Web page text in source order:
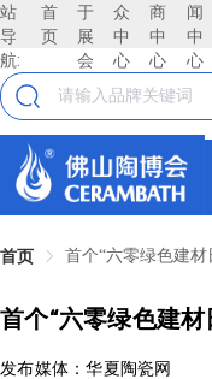
站
导
航:
首
页
于
展
会
众
中
心
商
中
心
闻
中
心
首页 首个“六零绿色建
首个“六零绿色建
发布媒体：华夏陶瓷网